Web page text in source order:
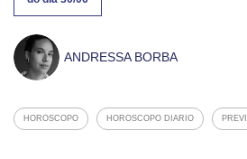
ANDRESSA BORBA
HOROSCOPO HOROSCOPO DIARIO